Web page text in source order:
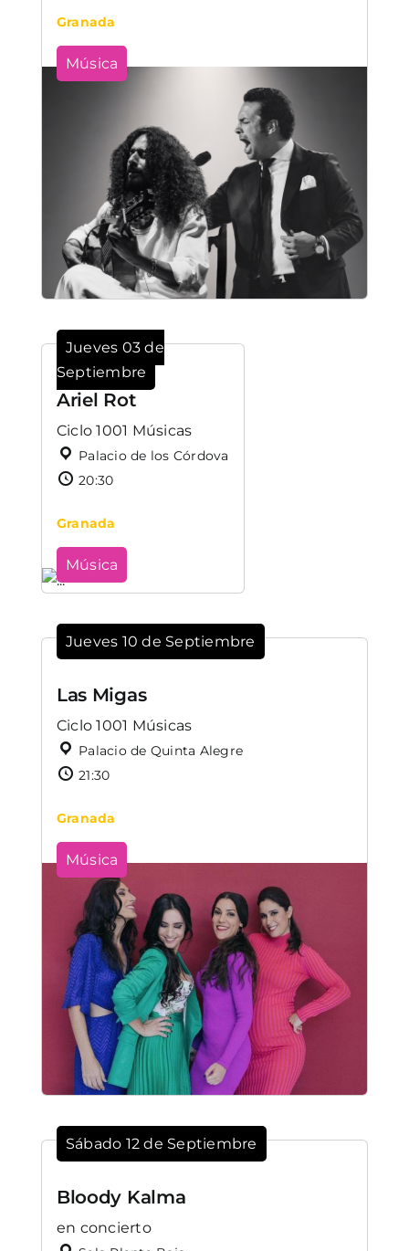
Granada
Música
Jueves 03 de
Septiembre
Ariel Rot
Ciclo 1001 Músicas
Palacio de los Córdova
20:30
Granada
Música
Jueves 10 de Septiembre
Las Migas
Ciclo 1001 Músicas
Palacio de Quinta Alegre
21:30
Granada
Música
Sábado 12 de Septiembre
Bloody Kalma
en concierto